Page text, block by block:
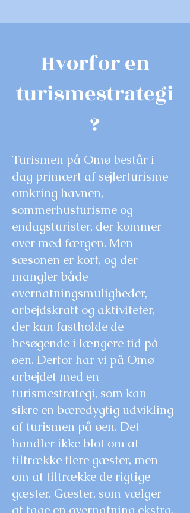
Hvorfor en
turismestrategi
?
Turismen på Omø består i
dag primært af sejlerturisme
omkring havnen,
sommerhusturisme og
endagsturister, der kommer
over med færgen. Men
sæsonen er kort, og der
mangler både
overnatningsmuligheder,
arbejdskraft og aktiviteter,
der kan fastholde de
besøgende i længere tid på
øen. Derfor har vi på Omø
arbejdet med en
turismestrategi, som kan
sikre en bæredygtig udvikling
af turismen på øen. Det
handler ikke blot om at
tiltrække flere gæster, men
om at tiltrække de rigtige
gæster. Gæster, som vælger